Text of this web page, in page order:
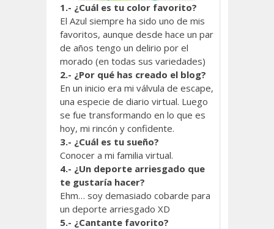
1.- ¿Cuál es tu color favorito?
El Azul siempre ha sido uno de mis
favoritos, aunque desde hace un par
de años tengo un delirio por el
morado (en todas sus variedades)
2.- ¿Por qué has creado el blog?
En un inicio era mi válvula de escape,
una especie de diario virtual. Luego
se fue transformando en lo que es
hoy, mi rincón y confidente.
3.- ¿Cuál es tu sueño?
Conocer a mi familia virtual.
4.- ¿Un deporte arriesgado que
te gustaría hacer?
Ehm… soy demasiado cobarde para
un deporte arriesgado XD
5.- ¿Cantante favorito?